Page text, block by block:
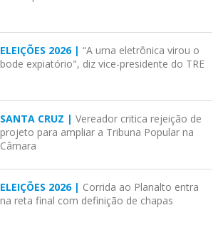
ELEIÇÕES 2026 | “A urna eletrônica virou o
bode expiatório", diz vice-presidente do TRE
SANTA CRUZ | Vereador critica rejeição de
projeto para ampliar a Tribuna Popular na
Câmara
ELEIÇÕES 2026 | Corrida ao Planalto entra
na reta final com definição de chapas